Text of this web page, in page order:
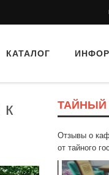
КАТАЛОГ
к
ТАЙНЫЙ
Отзывы о
от тайного